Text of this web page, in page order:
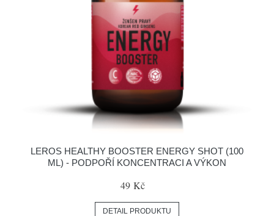
LEROS HEALTHY BOOSTER ENERGY SHOT (100
ML) - PODPOŘÍ KONCENTRACI A VÝKON
49 Kč
DETAIL PRODUKTU